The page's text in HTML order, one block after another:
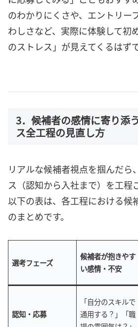
のわかりにくさや、エントリー
わしさなど、実際に体験して初
のストレス」が見えてくるはずで
3．候補者の感情に寄り添
ス全工程の見直し方
リアルな候補者視点を掴んだら
ス（認知から入社まで）を工程
以下の表は、各工程における候
のまとめです。
選考フェーズ
候補者が抱きやす
い感情・不安
認知・応募
「自分のスキルで
通用する？」「職